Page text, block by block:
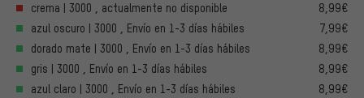
crema | 3000 , actualmente no disponible
8,99€
azul oscuro | 3000 , Envío en 1-3 días hábiles
7,99€
dorado mate | 3000 , Envío en 1-3 días hábiles
8,99€
gris | 3000 , Envío en 1-3 días hábiles
8,99€
azul claro | 3000 , Envío en 1-3 días hábiles
8,99€